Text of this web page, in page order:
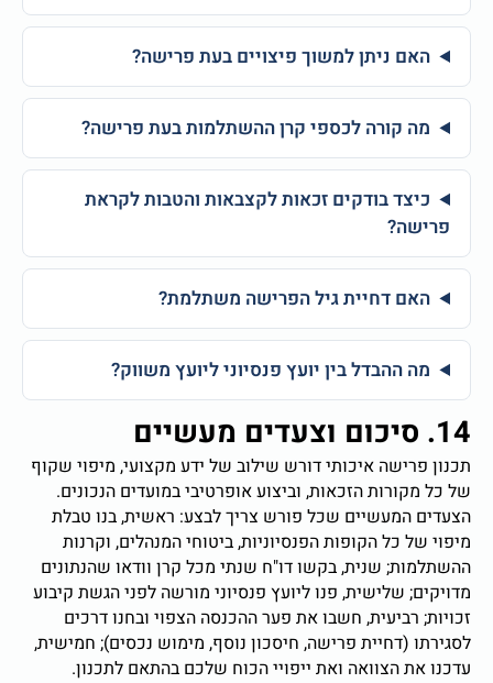
האם ניתן למשוך פיצויים בעת פרישה?
מה קורה לכספי קרן ההשתלמות בעת פרישה?
כיצד בודקים זכאות לקצבאות והטבות לקראת
פרישה?
האם דחיית גיל הפרישה משתלמת?
מה ההבדל בין יועץ פנסיוני ליועץ משווק?
14. סיכום וצעדים מעשיים
תכנון פרישה איכותי דורש שילוב של ידע מקצועי, מיפוי שקוף
של כל מקורות הזכאות, וביצוע אופרטיבי במועדים הנכונים.
הצעדים המעשיים שכל פורש צריך לבצע: ראשית, בנו טבלת
מיפוי של כל הקופות הפנסיוניות, ביטוחי המנהלים, וקרנות
ההשתלמות; שנית, בקשו דו"ח שנתי מכל קרן וודאו שהנתונים
מדויקים; שלישית, פנו ליועץ פנסיוני מורשה לפני הגשת קיבוע
זכויות; רביעית, חשבו את פער ההכנסה הצפוי ובחנו דרכים
לסגירתו (דחיית פרישה, חיסכון נוסף, מימוש נכסים); חמישית,
עדכנו את הצוואה ואת ייפויי הכוח שלכם בהתאם לתכנון.